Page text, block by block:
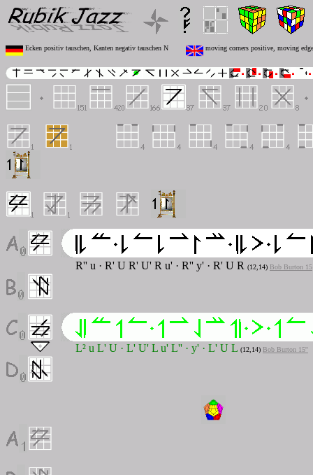
Ecken positiv tauschen, Kanten negativ tauschen N moving corners positive, moving
R'' u · R' U R' U' R u' · R'' y' · R' U R (12,14) Bob Burton 15
L² u L' U · L' U' L u' L'' · y' · L' U L (12,14) Bob Burton 15''